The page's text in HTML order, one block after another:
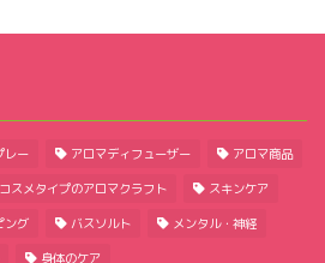
レー アロマディフューザー アロマ商品
コスメタイプのアロマクラフト スキンケア
ング バスソルト メンタル・神経
身体のケア
アロマクラフトの作り方
油・エッセンシャルオイル